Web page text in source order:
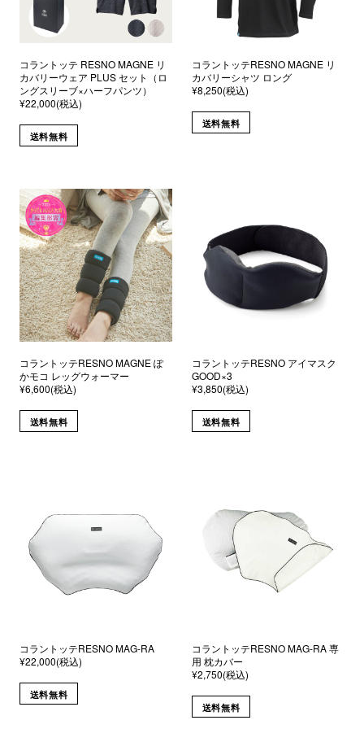
コラントッテ RESNO MAGNE リ
カバリーウェア PLUS セット（ロ
ングスリーブ×ハーフパンツ）
¥22,000(税込)
送料無料
コラントッテRESNO MAGNE リ
カバリーシャツ ロング
¥8,250(税込)
送料無料
コラントッテRESNO MAGNE ぽ
かモコ レッグウォーマー
¥6,600(税込)
送料無料
コラントッテRESNO アイマスク
GOOD×3
¥3,850(税込)
送料無料
コラントッテRESNO MAG-RA
¥22,000(税込)
送料無料
コラントッテRESNO MAG-RA 専
用 枕カバー
¥2,750(税込)
送料無料